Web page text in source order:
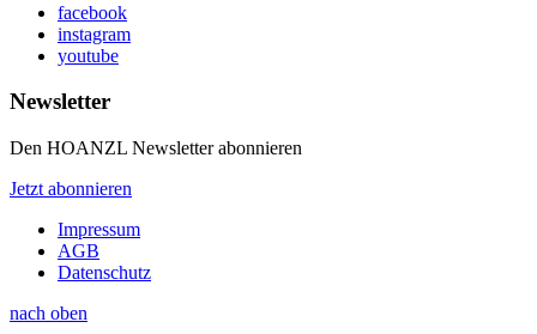
facebook
instagram
youtube
Newsletter
Den HOANZL Newsletter abonnieren
Jetzt abonnieren
Impressum
AGB
Datenschutz
nach oben